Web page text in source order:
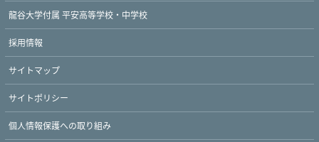
龍谷大学付属 平安高等学校・中学校
採用情報
サイトマップ
サイトポリシー
個人情報保護への取り組み